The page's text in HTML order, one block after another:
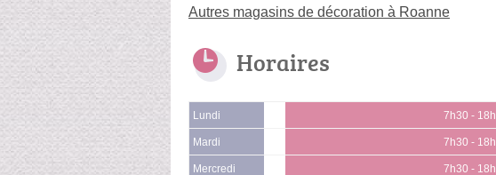
Autres magasins de décoration à Roanne
Horaires
Lundi 7h30 - 18h
Mardi 7h30 - 18h
Mercredi 7h30 - 18h